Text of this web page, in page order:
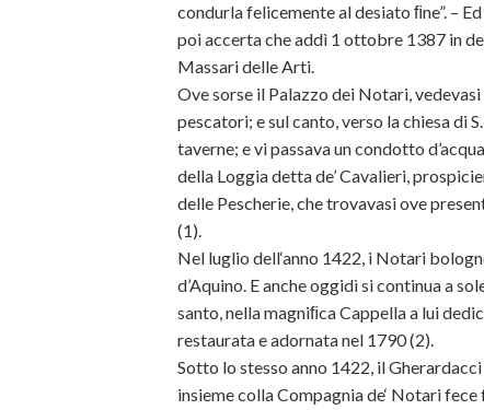
condurla felicemente al desiato ﬁne”. –
poi accerta che addì 1 ottobre 1387 in
Massari delle Arti.
Ove sorse il Palazzo dei Notari,
pescatori; e sul canto, verso la chiesa di
taverne; e vi passava un condotto
della Loggia detta de’ Cavalieri,
delle Pescherie, che trovavasi ove
(1).
Nel luglio dell‘anno 1422, i Notari
d’Aquino. E anche oggidì si continua a
santo, nella magniﬁca Cappella a lui
restaurata e adornata nel 1790 (2).
Sotto lo stesso anno 1422, il
insieme colla Compagnia de‘ Notari